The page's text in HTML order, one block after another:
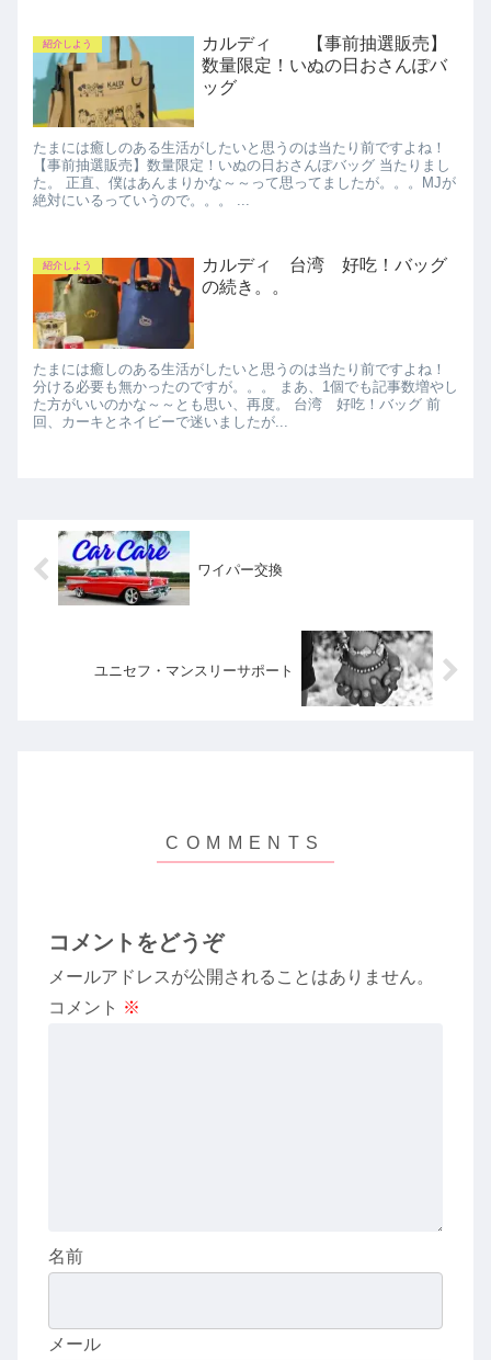
紹介しよう
カルディ 【事前抽選販売】
数量限定！いぬの日おさんぽバ
ッグ
たまには癒しのある生活がしたいと思うのは当たり前ですよね！
【事前抽選販売】数量限定！いぬの日おさんぽバッグ 当たりまし
た。 正直、僕はあんまりかな～～って思ってましたが。。。MJが
絶対にいるっていうので。。。 ...
紹介しよう
カルディ 台湾 好吃！バッグ
の続き。。
たまには癒しのある生活がしたいと思うのは当たり前ですよね！
分ける必要も無かったのですが。。。 まあ、1個でも記事数増やし
た方がいいのかな～～とも思い、再度。 台湾 好吃！バッグ 前
回、カーキとネイビーで迷いましたが...
ワイパー交換
ユニセフ・マンスリーサポート
コメントをどうぞ
メールアドレスが公開されることはありません。
コメント ※
名前
メール